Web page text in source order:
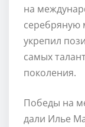
на
серебряную
укрепил
самых
поколения.
Победы на
дали Илье